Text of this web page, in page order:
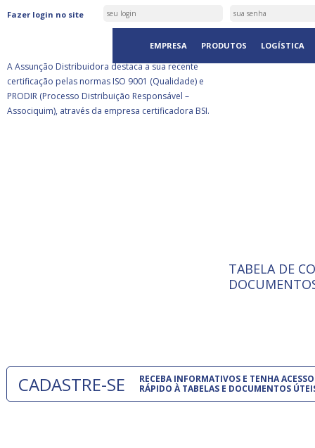
Fazer login no site
EMPRESA PRODUTOS LOGÍSTICA
ASSUNÇÃO DISTRIBUIDORA É
CERTIFICADA PELA BSI
A Assunção Distribuidora destaca a sua recente
certificação pelas normas ISO 9001 (Qualidade) e
PRODIR (Processo Distribuição Responsável –
Associquim), através da empresa certificadora BSI.
ISO 9001:
A
TABELA DE
CADASTRE-SE
RECEBA INFORMATIVOS E TENHA ACESSO
RÁPIDO À TABELAS E DOCUMENTOS